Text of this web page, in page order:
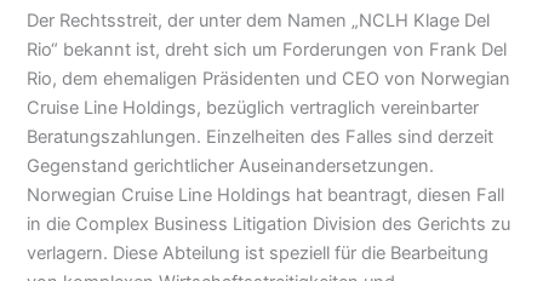
Der Rechtsstreit, der unter dem Namen „NCLH Klage Del
Rio“ bekannt ist, dreht sich um Forderungen von Frank Del
Rio, dem ehemaligen Präsidenten und CEO von Norwegian
Cruise Line Holdings, bezüglich vertraglich vereinbarter
Beratungszahlungen. Einzelheiten des Falles sind derzeit
Gegenstand gerichtlicher Auseinandersetzungen.
Norwegian Cruise Line Holdings hat beantragt, diesen Fall
in die Complex Business Litigation Division des Gerichts zu
verlagern. Diese Abteilung ist speziell für die Bearbeitung